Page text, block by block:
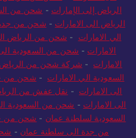
الرياض إلى الإمارات - شحن من
الرياض الى الامارات - شحن من جدة
الي الامارات - شحن من الرياض
الامارات - شحن من السعودية الى
الامارات - شركة شحن من الرياض
السعودية الي الامارات - شحن من
الى الامارات - نقل عفش من
الى الامارات - شحن من السعودية
السعودية لسلطنة عمان - شحن من
من جدة الى سلطنة عمان -